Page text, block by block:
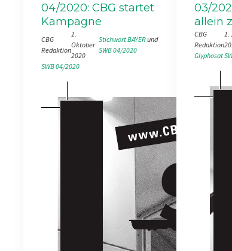
04/2020: CBG startet
Kampagne
CBG
Redaktion
1.
Oktober
2020
Stichwort BAYER
und
SWB 04/2020
SWB 04/2020
03/
allein
CBG
Redaktion
1.
Glyphosat